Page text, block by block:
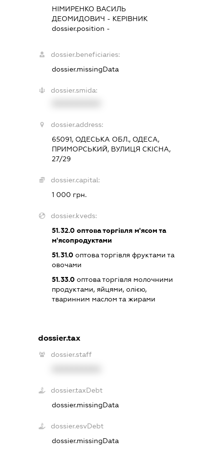
НІМИРЕНКО ВАСИЛЬ
ДЕОМИДОВИЧ - КЕРІВНИК
dossier.position -
dossier.beneficiaries:
dossier.missingData
dossier.smida:
dossier.address:
65091, ОДЕСЬКА ОБЛ., ОДЕСА,
ПРИМОРСЬКИЙ, ВУЛИЦЯ СКІСНА,
27/29
dossier.capital:
1 000 грн.
dossier.kveds:
51.32.0оптова торгівля м'ясом та
м'ясопродуктами
51.31.0оптова торгівля фруктами та
овочами
51.33.0оптова торгівля молочними
продуктами, яйцями, олією,
тваринним маслом та жирами
dossier.tax
dossier.staff
dossier.taxDebt
dossier.missingData
dossier.esvDebt
dossier.missingData